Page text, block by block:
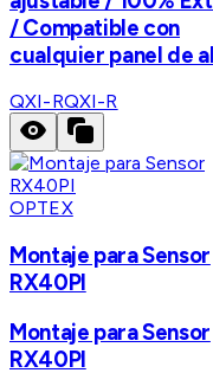
/ Compatible con
cualquier panel de
QXI-RQXI-R
OPTEX
Montaje para Sensor
RX40PI
Montaje para Sensor
RX40PI